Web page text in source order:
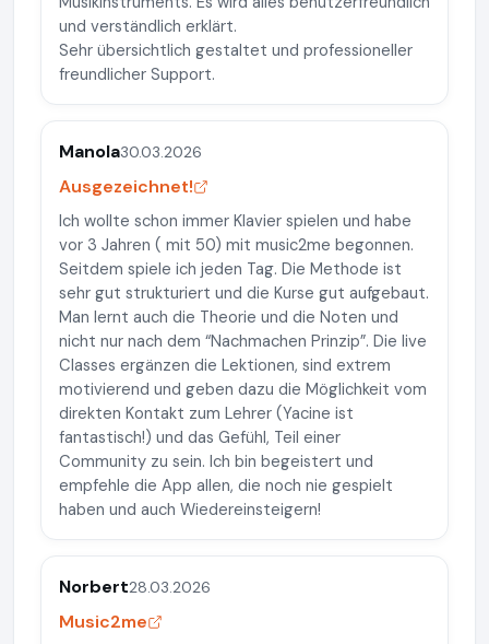
und verständlich erklärt.
Sehr übersichtlich gestaltet und professioneller
freundlicher Support.
Manola30.03.2026
Ausgezeichnet!
Ich wollte schon immer Klavier spielen und habe
vor 3 Jahren ( mit 50) mit music2me begonnen.
Seitdem spiele ich jeden Tag. Die Methode ist
sehr gut strukturiert und die Kurse gut aufgebaut.
Man lernt auch die Theorie und die Noten und
nicht nur nach dem “Nachmachen Prinzip”. Die live
Classes ergänzen die Lektionen, sind extrem
motivierend und geben dazu die Möglichkeit vom
direkten Kontakt zum Lehrer (Yacine ist
fantastisch!) und das Gefühl, Teil einer
Community zu sein. Ich bin begeistert und
empfehle die App allen, die noch nie gespielt
haben und auch Wiedereinsteigern!
Norbert28.03.2026
Music2me